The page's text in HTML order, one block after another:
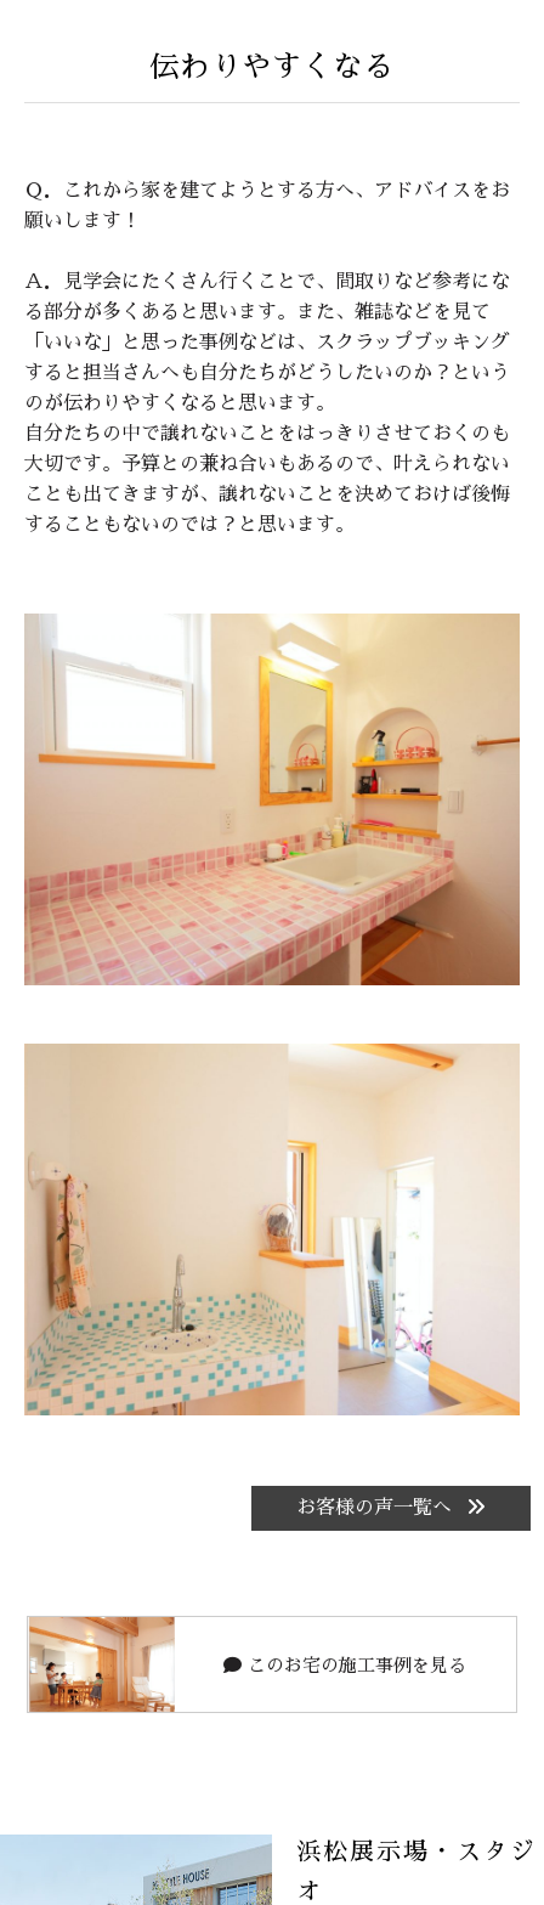
伝わりやすくなる
Ｑ．これから家を建てようとする方へ、アドバイスをお
願いします！
Ａ．見学会にたくさん行くことで、間取りなど参考にな
る部分が多くあると思います。また、雑誌などを見て
「いいな」と思った事例などは、スクラップブッキング
すると担当さんへも自分たちがどうしたいのか？という
のが伝わりやすくなると思います。
自分たちの中で譲れないことをはっきりさせておくのも
大切です。予算との兼ね合いもあるので、叶えられない
ことも出てきますが、譲れないことを決めておけば後悔
することもないのでは？と思います。
お客様の声一覧へ
このお宅の施工事例を見る
浜松展示場・スタジ
オ